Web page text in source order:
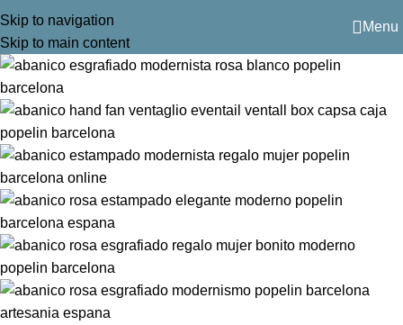
Skip to navigation
Skip to main content
Menu